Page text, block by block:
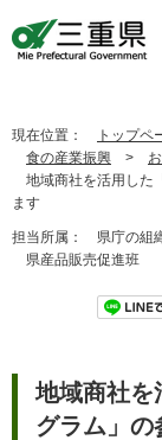
現在位置： トップペ
食の産業振興 >
地域商社を活用した
ます
担当所属： 県庁の組
県産品販売促進班
地域商社を
グラム」の